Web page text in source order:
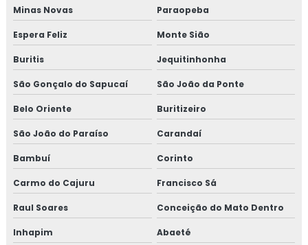
Minas Novas Paraopeba
Espera Feliz Monte Sião
Buritis Jequitinhonha
São Gonçalo do Sapucaí São João da Ponte
Belo Oriente Buritizeiro
São João do Paraíso Carandaí
Bambuí Corinto
Carmo do Cajuru Francisco Sá
Raul Soares Conceição do Mato Dentro
Inhapim Abaeté